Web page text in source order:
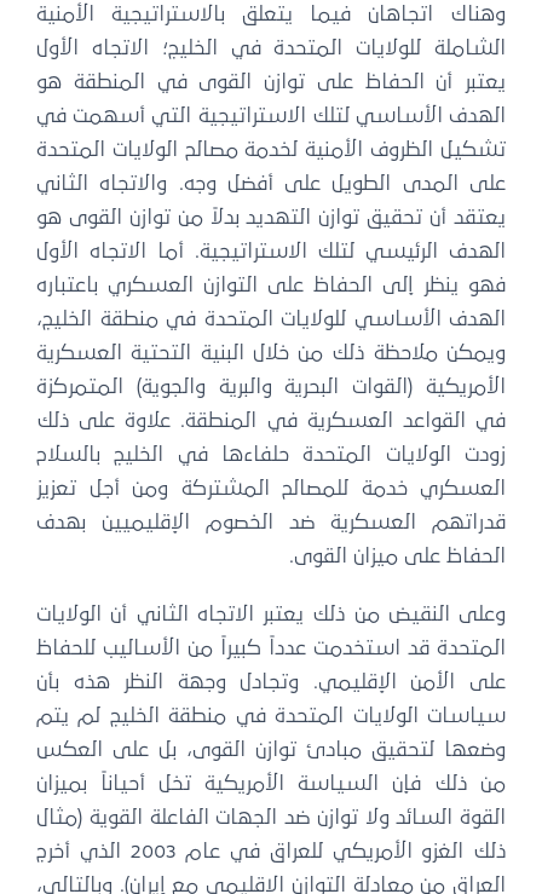
اتجاهان فيما يتعلق بالاستراتيجية الأمنية
للولايات المتحدة في الخليج؛ الاتجاه الأول
أن الحفاظ على توازن القوى في المنطقة هو
الأساسي لتلك الاستراتيجية التي أسهمت في
الظروف الأمنية لخدمة مصالح الولايات المتحدة
المدى الطويل على أفضل وجه. والاتجاه الثاني
أن تحقيق توازن التهديد بدلاً من توازن القوى هو
الرئيسي لتلك الاستراتيجية. أما الاتجاه الأول
ينظر إلى الحفاظ على التوازن العسكري باعتباره
الأساسي للولايات المتحدة في منطقة الخليج،
ملاحظة ذلك من خلال البنية التحتية العسكرية
(القوات البحرية والبرية والجوية) المتمركزة
القواعد العسكرية في المنطقة. علاوة على ذلك
الولايات المتحدة حلفاءها في الخليج بالسلاح
خدمة للمصالح المشتركة ومن أجل تعزيز
العسكرية ضد الخصوم الإقليميين بهدف
على ميزان القوى.
النقيض من ذلك يعتبر الاتجاه الثاني أن الولايات
قد استخدمت عدداً كبيراً من الأساليب للحفاظ
الأمن الإقليمي. وتجادل وجهة النظر هذه بأن
الولايات المتحدة في منطقة الخليج لم يتم
لتحقيق مبادئ توازن القوى، بل على العكس
ذلك فإن السياسة الأمريكية تخل أحياناً بميزان
السائد ولا توازن ضد الجهات الفاعلة القوية (مثال
ذلك الغزو الأمريكي للعراق في عام 2003 الذي أخرج
من معادلة التوازن الإقليمي مع إيران). وبالتالي،